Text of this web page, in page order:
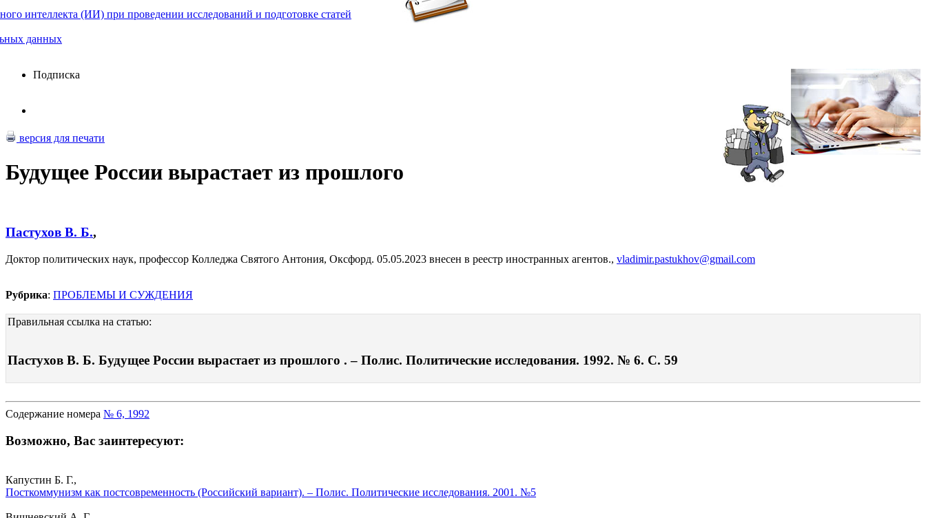
интеллекта (ИИ) при проведении исследований и подготовке статей
данных
Подписка
версия для печати
Будущее России вырастает из прошлого
Пастухов В. Б.,
Доктор политических наук, профессор Колледжа Святого Антония, Оксфорд. 05.05.2023 внесен в реестр иностранных агентов., vladimir.pastukhov@gmail.com
Рубрика: ПРОБЛЕМЫ И СУЖДЕНИЯ
Правильная ссылка на статью:
Пастухов В. Б. Будущее России вырастает из прошлого . – Полис. Политические исследования. 1992. № 6. С. 59
Содержание номера № 6, 1992
Возможно, Вас заинтересуют:
Капустин Б. Г.,
Посткоммунизм как постсовременность (Российский вариант). – Полис. Политические исследования. 2001. №5